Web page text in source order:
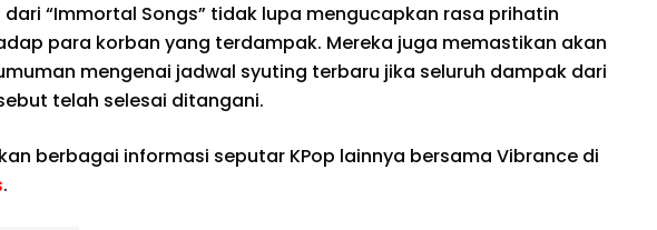
dari “Immortal Songs” tidak lupa mengucapkan rasa prihatin
para korban yang terdampak. Mereka juga memastikan akan
mengenai jadwal syuting terbaru jika seluruh dampak dari
telah selesai ditangani.
berbagai informasi seputar KPop lainnya bersama Vibrance di
.